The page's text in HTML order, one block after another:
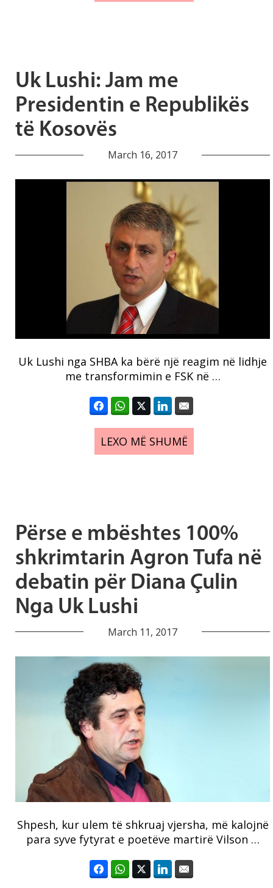
Uk Lushi: Jam me
Presidentin e Republikës
të Kosovës
March 16, 2017
Uk Lushi nga SHBA ka bërë një reagim në lidhje
me transformimin e FSK në …
LEXO MË SHUMË
Përse e mbështes 100%
shkrimtarin Agron Tufa në
debatin për Diana Çulin
Nga Uk Lushi
March 11, 2017
Shpesh, kur ulem të shkruaj vjersha, më kalojnë
para syve fytyrat e poetëve martirë Vilson …